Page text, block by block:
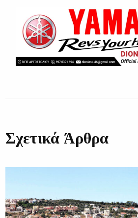
Σχετικά Άρθρα